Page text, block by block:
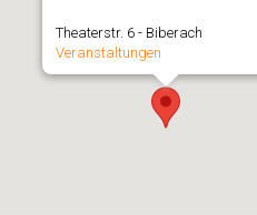
Theaterstr. 6 - Biberach
Veranstaltungen